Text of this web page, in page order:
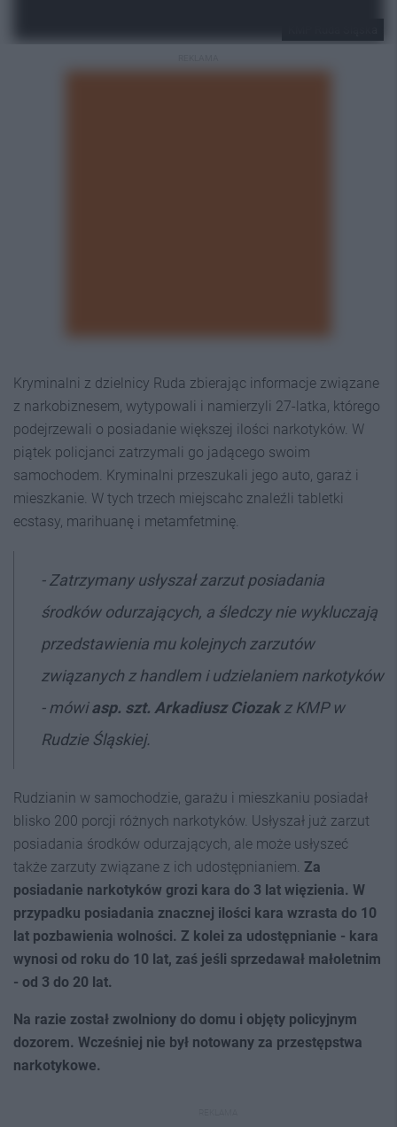
Kryminalni z dzielnicy Ruda zbierając informacje związane
z narkobiznesem, wytypowali i namierzyli 27-latka, którego
podejrzewali o posiadanie większej ilości narkotyków. W
piątek policjanci zatrzymali go jadącego swoim
samochodem. Kryminalni przeszukali jego auto, garaż i
mieszkanie. W tych trzech miejscahc znaleźli tabletki
ecstasy, marihuanę i metamfetminę.
- Zatrzymany usłyszał zarzut posiadania
środków odurzających, a śledczy nie wykluczają
przedstawienia mu kolejnych zarzutów
związanych z handlem i udzielaniem narkotyków
- mówiasp. szt. Arkadiusz Ciozakz KMP w
Rudzie Śląskiej.
Rudzianin w samochodzie, garażu i mieszkaniu posiadał
blisko 200 porcji różnych narkotyków. Usłyszał już zarzut
posiadania środków odurzających, ale może usłyszeć
także zarzuty związane z ich udostępnianiem. Za
posiadanie narkotyków grozi kara do 3 lat więzienia. W
przypadku posiadania znacznej ilości kara wzrasta do 10
lat pozbawienia wolności. Z kolei za udostępnianie - kara
wynosi od roku do 10 lat, zaś jeśli sprzedawał małoletnim
- od 3 do 20 lat.
Na razie został zwolniony do domu i objęty policyjnym
dozorem. Wcześniej nie był notowany za przestępstwa
narkotykowe.